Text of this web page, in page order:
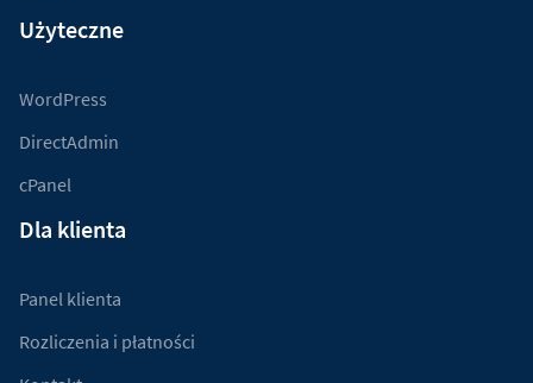
Użyteczne
WordPress
DirectAdmin
cPanel
Dla klienta
Panel klienta
Rozliczenia i płatności